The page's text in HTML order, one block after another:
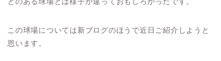
この球場については新ブログのほうで近日ご紹介しようと
思います。